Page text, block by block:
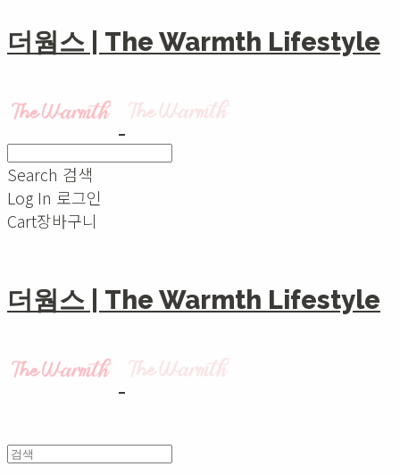
더웜스 | The Warmth Lifestyle
Search 검색
Log In 로그인
Cart장바구니
더웜스 | The Warmth Lifestyle